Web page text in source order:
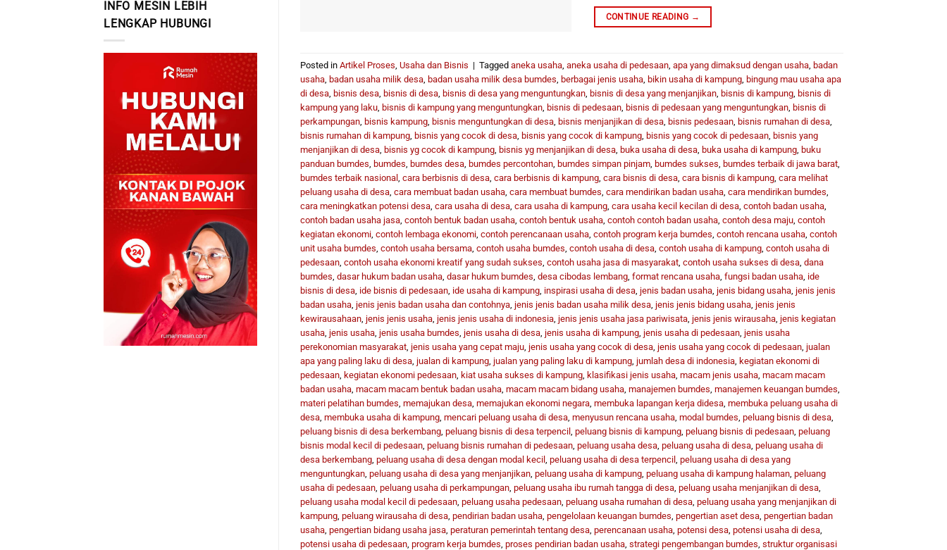
INFO MESIN LEBIH
LENGKAP HUBUNGI
CONTINUE READING →
Posted in Artikel Proses Usaha dan Bisnis | Tagged aneka usaha, aneka usaha di pedesaan, apa yang dimaksud dengan usaha, badan
usaha, badan usaha milik desa, badan usaha milik desa bumdes berbagai jenis usaha, bikin usaha di kampung, bingung mau usaha apa
di desa, bisnis desa, bisnis di desa, bisnis di desa yang menguntungkan, bisnis di desa yang menjanjikan, bisnis di kampung, bisnis di
kampung yang laku, bisnis di kampung yang menguntungkan, bisnis di pedesaan, bisnis di pedesaan yang menguntungkan, bisnis di
perkampungan, bisnis kampung, bisnis menguntungkan di desa, bisnis menjanjikan di desa, bisnis pedesaan, bisnis rumahan di desa,
bisnis rumahan di kampung, bisnis yang cocok di desa, bisnis yang cocok di kampung, bisnis yang cocok di pedesaan, bisnis yang
menjanjikan di desa, bisnis yg cocok di kampung, bisnis yg menjanjikan di desa, buka usaha di desa, buka usaha di kampung, buku
panduan bumdes bumdes bumdes desa, bumdes percontohan, bumdes simpan pinjam, bumdes sukses bumdes terbaik di jawa barat,
bumdes terbaik nasional, cara berbisnis di desa, cara berbisnis di kampung, cara bisnis di desa, cara bisnis di kampung, cara melihat
peluang usaha di desa, cara membuat badan usaha, cara membuat bumdes cara mendirikan badan usaha, cara mendirikan bumdes
cara meningkatkan potensi desa, cara usaha di desa, cara usaha di kampung, cara usaha kecil kecilan di desa, contoh badan usaha,
contoh badan usaha jasa, contoh bentuk badan usaha, contoh bentuk usaha, contoh contoh badan usaha, contoh desa maju, contoh
kegiatan ekonomi, contoh lembaga ekonomi, contoh perencanaan usaha, contoh program kerja bumdes contoh rencana usaha, contoh
unit usaha bumdes contoh usaha bersama, contoh usaha bumdes contoh usaha di desa, contoh usaha di kampung, contoh usaha di
pedesaan, contoh usaha ekonomi kreatif yang sudah sukses contoh usaha jasa di masyarakat, contoh usaha sukses di desa, dana
bumdes dasar hukum badan usaha, dasar hukum bumdes desa cibodas lembang, format rencana usaha, fungsi badan usaha, ide
bisnis di desa, ide bisnis di pedesaan, ide usaha di kampung, inspirasi usaha di desa, jenis badan usaha, jenis bidang usaha, jenis jenis
badan usaha, jenis jenis badan usaha dan contohnya, jenis jenis badan usaha milik desa, jenis jenis bidang usaha, jenis jenis
kewirausahaan, jenis jenis usaha, jenis jenis usaha di indonesia, jenis jenis usaha jasa pariwisata, jenis jenis wirausaha, jenis kegiatan
usaha, jenis usaha, jenis usaha bumdes jenis usaha di desa, jenis usaha di kampung, jenis usaha di pedesaan, jenis usaha
perekonomian masyarakat, jenis usaha yang cepat maju, jenis usaha yang cocok di desa, jenis usaha yang cocok di pedesaan, jualan
apa yang paling laku di desa, jualan di kampung, jualan yang paling laku di kampung, jumlah desa di indonesia, kegiatan ekonomi di
pedesaan, kegiatan ekonomi pedesaan, kiat usaha sukses di kampung, klasifikasi jenis usaha, macam jenis usaha, macam macam
badan usaha, macam macam bentuk badan usaha, macam macam bidang usaha, manajemen bumdes manajemen keuangan bumdes
materi pelatihan bumdes memajukan desa, memajukan ekonomi negara, membuka lapangan kerja didesa, membuka peluang usaha di
desa, membuka usaha di kampung, mencari peluang usaha di desa, menyusun rencana usaha, modal bumdes peluang bisnis di desa,
peluang bisnis di desa berkembang, peluang bisnis di desa terpencil, peluang bisnis di kampung, peluang bisnis di pedesaan, peluang
bisnis modal kecil di pedesaan, peluang bisnis rumahan di pedesaan, peluang usaha desa, peluang usaha di desa, peluang usaha di
desa berkembang, peluang usaha di desa dengan modal kecil, peluang usaha di desa terpencil, peluang usaha di desa yang
menguntungkan, peluang usaha di desa yang menjanjikan, peluang usaha di kampung, peluang usaha di kampung halaman, peluang
usaha di pedesaan, peluang usaha di perkampungan, peluang usaha ibu rumah tangga di desa, peluang usaha menjanjikan di desa,
peluang usaha modal kecil di pedesaan, peluang usaha pedesaan, peluang usaha rumahan di desa, peluang usaha yang menjanjikan di
kampung, peluang wirausaha di desa, pendirian badan usaha, pengelolaan keuangan bumdes pengertian aset desa, pengertian badan
usaha, pengertian bidang usaha jasa, peraturan pemerintah tentang desa, perencanaan usaha, potensi desa, potensi usaha di desa,
potensi usaha di pedesaan, program kerja bumdes proses pendirian badan usaha, strategi pengembangan bumdes struktur organisasi